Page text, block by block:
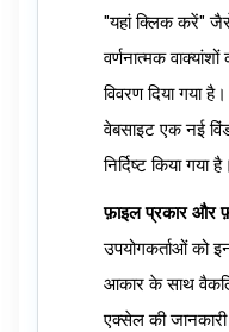
"यहां क्लिक करें"
वर्णनात्मक
विवरण दिया गया
वेबसाइट एक नई
निर्दिष्ट किया गया है।
फ़ाइल प्रकार और
उपयोगकर्ताओं को
आकार के साथ
एक्सेल की